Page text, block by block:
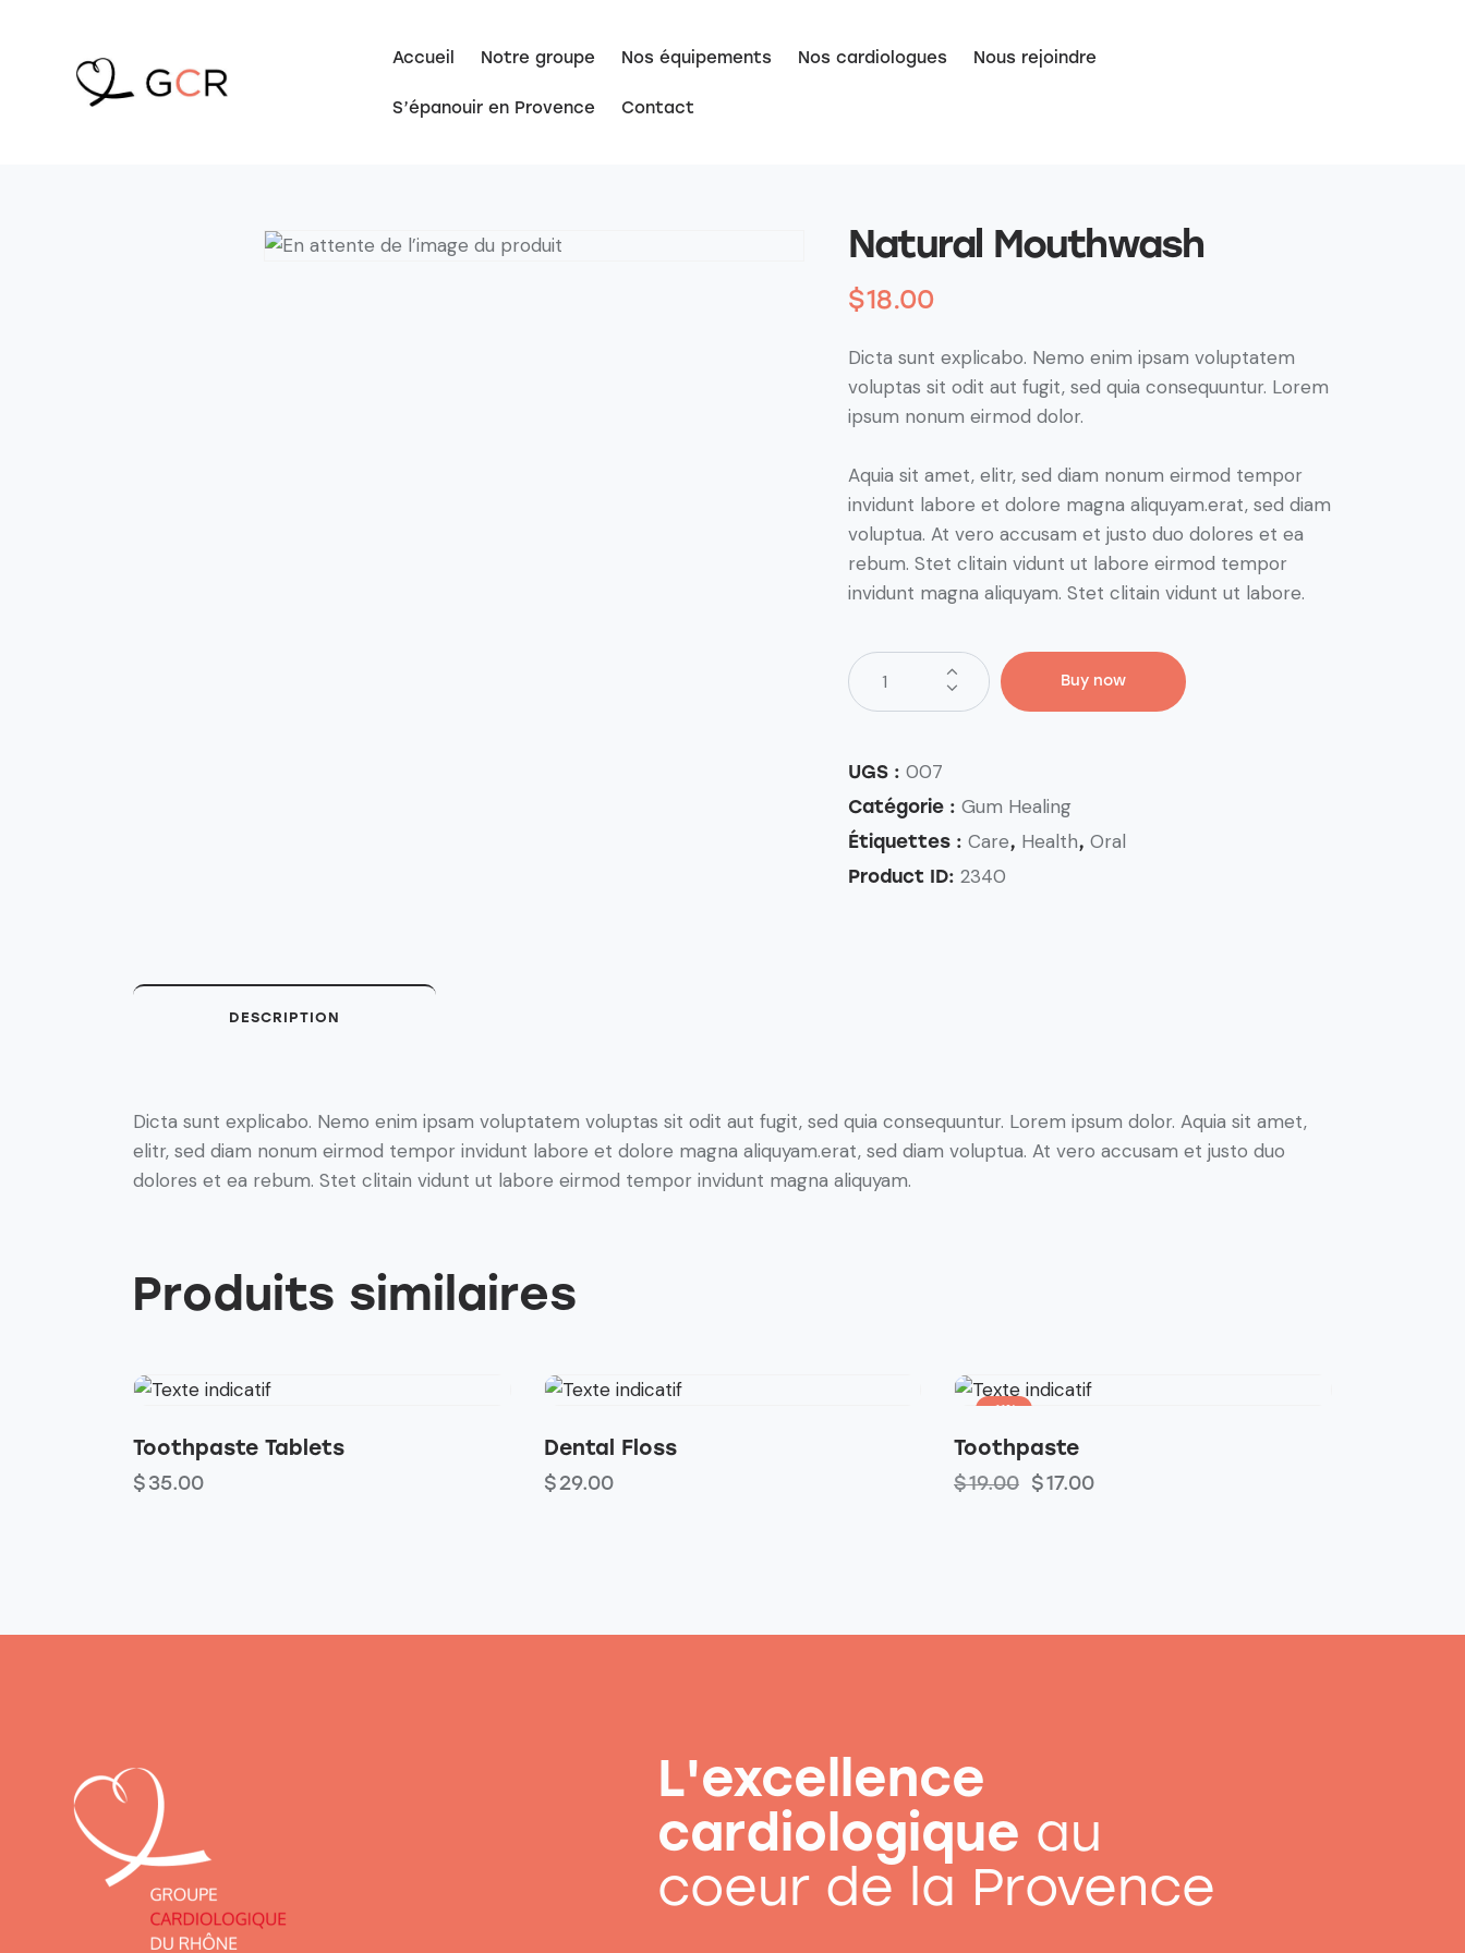
Accueil Notre groupe Nos équipements Nos cardiologues Nous rejoindre
S’épanouir en Provence Contact
Natural Mouthwash
$18.00
Dicta sunt explicabo. Nemo enim ipsam voluptatem
voluptas sit odit aut fugit, sed quia consequuntur. Lorem
ipsum nonum eirmod dolor.
Aquia sit amet, elitr, sed diam nonum eirmod tempor
invidunt labore et dolore magna aliquyam.erat, sed diam
voluptua. At vero accusam et justo duo dolores et ea
rebum. Stet clitain vidunt ut labore eirmod tempor
invidunt magna aliquyam. Stet clitain vidunt ut labore.
Buy now
UGS : 007
Catégorie : Gum Healing
Étiquettes : Care, Health, Oral
Product ID: 2340
DESCRIPTION
Dicta sunt explicabo. Nemo enim ipsam voluptatem voluptas sit odit aut fugit, sed quia consequuntur. Lorem ipsum dolor. Aquia sit amet,
elitr, sed diam nonum eirmod tempor invidunt labore et dolore magna aliquyam.erat, sed diam voluptua. At vero accusam et justo duo
dolores et ea rebum. Stet clitain vidunt ut labore eirmod tempor invidunt magna aliquyam.
Produits similaires
Toothpaste Tablets
$35.00
Dental Floss
$29.00
-11%
Toothpaste
$19.00 $17.00
L'excellence
cardiologique au
coeur de la Provence